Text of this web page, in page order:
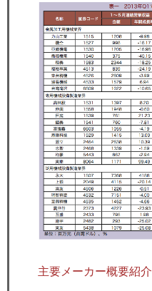
主要メーカー概要紹介